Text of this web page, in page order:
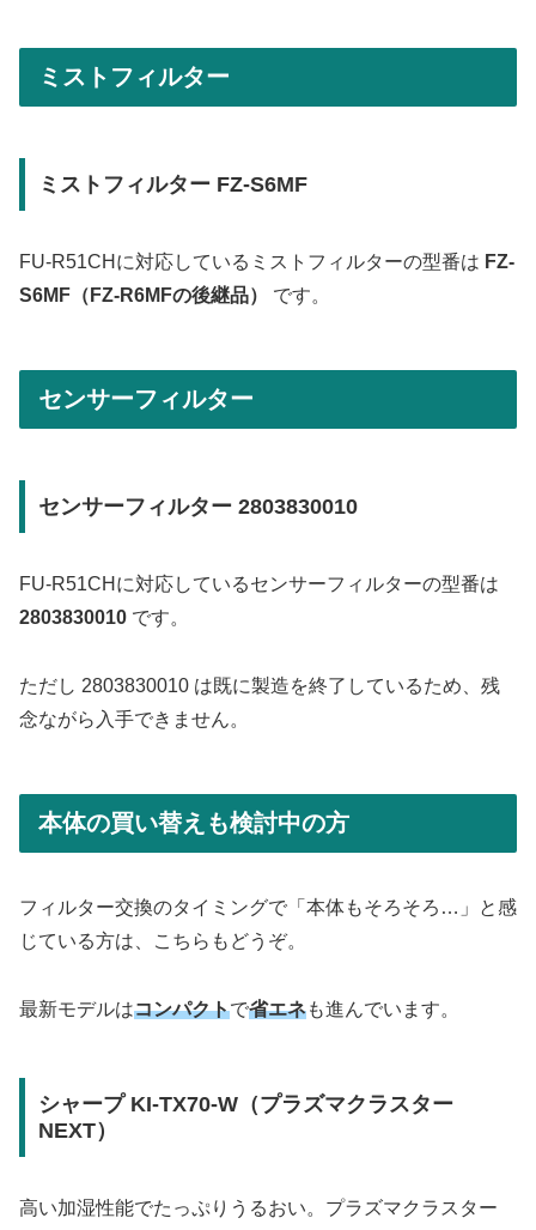
ミストフィルター
ミストフィルター FZ-S6MF
FU-R51CHに対応しているミストフィルターの型番は FZ-
S6MF（FZ-R6MFの後継品）
です。
センサーフィルター
センサーフィルター 2803830010
FU-R51CHに対応しているセンサーフィルターの型番は
2803830010 です。
ただし 2803830010 は既に製造を終了しているため、残
念ながら入手できません。
本体の買い替えも検討中の方
フィルター交換のタイミングで「本体もそろそろ…」と感
じている方は、こちらもどうぞ。
最新モデルはコンパクトで省エネも進んでいます。
シャープ KI-TX70-W（プラズマクラスター
NEXT）
高い加湿性能でたっぷりうるおい。プラズマクラスター